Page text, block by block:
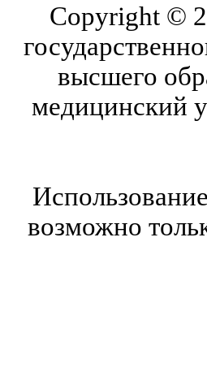
Copyright ©
высшего
медицинский
возможно